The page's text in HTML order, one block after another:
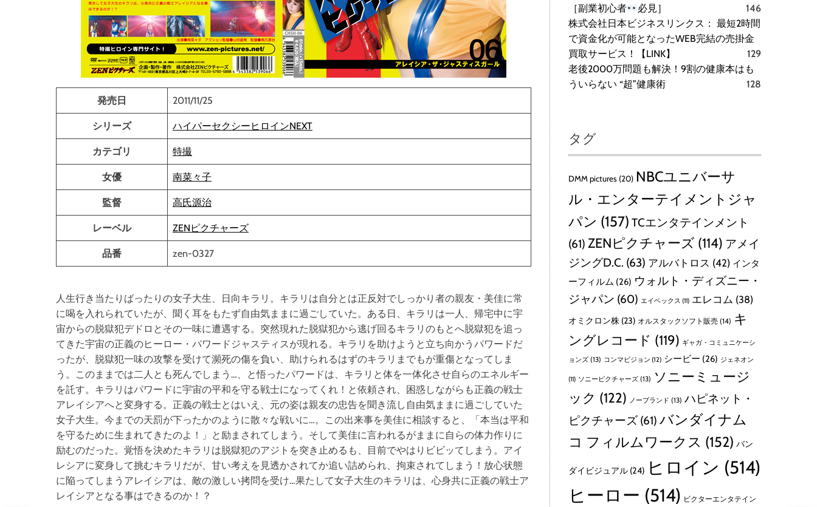
発売日 2011/11/25
シリーズ ハイパーセクシーヒロインNEXT
カテゴリ 特撮
女優 南菜々子
監督 高氏源治
レーベル ZENピクチャーズ
品番 zen-0327
人生行き当たりばったりの女子大生、日向キラリ。キラリは自分とは正反対でしっかり者の親友・美佳に常
に喝を入れられていたが、聞く耳をもたず自由気ままに過ごしていた。ある日、キラリは一人、帰宅中に宇
宙からの脱獄犯デドロとその一味に遭遇する。突然現れた脱獄犯から逃げ回るキラリのもとへ脱獄犯を追っ
てきた宇宙の正義のヒーロー・パワードジャスティスが現れる。キラリを助けようと立ち向かうパワードだ
ったが、脱獄犯一味の攻撃を受けて瀕死の傷を負い、助けられるはずのキラリまでもが重傷となってしま
う。このままでは二人とも死んでしまう…、と悟ったパワードは、キラリと体を一体化させ自らのエネルギー
を託す。キラリはパワードに宇宙の平和を守る戦士になってくれ！と依頼され、困惑しながらも正義の戦士
アレイシアへと変身する。正義の戦士とはいえ、元の姿は親友の忠告を聞き流し自由気ままに過ごしていた
女子大生。今までの天罰が下ったかのように散々な戦いに…。この出来事を美佳に相談すると、「本当は平和
を守るために生まれてきたのよ！」と励まされてしまう。そして美佳に言われるがままに自らの体力作りに
励むのだった。覚悟を決めたキラリは脱獄犯のアジトを突き止めるも、目前でやはりビビッてしまう。アイ
レシアに変身して挑むキラリだが、甘い考えを見透かされてか追い詰められ、拘束されてしまう！放心状態
に陥ってしまうアレイシアは、敵の激しい拷問を受け…果たして女子大生のキラリは、心身共に正義の戦士ア
レイシアとなる事はできるのか！？
［副業初心者
必見］
146
株式会社日本ビジネスリンクス： 最短2時間
で資金化が可能となったWEB完結の売掛金
買取サービス！【LINK】
129
老後2000万問題も解決！9割の健康本はも
ういらない “超”健康術
128
タグ
DMM pictures (20) NBCユニバーサ
ル・エンターテイメントジャ
パン (157) TCエンタテインメント
(61) ZENピクチャーズ (114) アメイ
ジングD.C. (63) アルバトロス (42) インタ
ーフィルム (26) ウォルト・ディズニー・
ジャパン (60) エイベックス (11) エレコム (38)
オミクロン株 (23) オルスタックソフト販売 (14) キ
ングレコード (119) ギャガ・コミュニケーシ
ョンズ (13) コンマビジョン (12) シービー (26) ジェネオン
(11) ソニーピクチャーズ (13) ソニーミュージ
ック (122) ノーブランド (13) ハピネット・
ピクチャーズ (61) バンダイナム
コ フィルムワークス (152) バン
ダイビジュアル (24) ヒロイン (514)
ヒーロー (514) ビクターエンタテイン